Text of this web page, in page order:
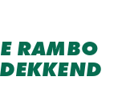
RAMBO